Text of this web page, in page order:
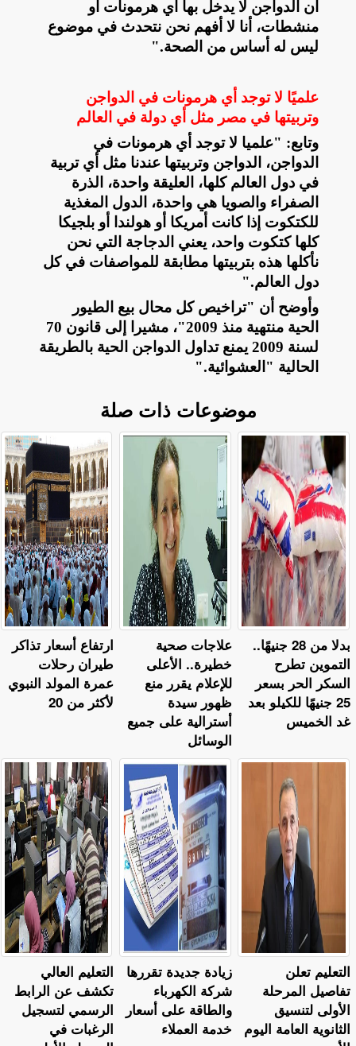
أن الدواجن لا يدخل بها أي هرمونات أو
منشطات، أنا لا أفهم نحن نتحدث في موضوع
ليس له أساس من الصحة".
علميًا لا توجد أي هرمونات في الدواجن
وتربيتها في مصر مثل أي دولة في العالم
وتابع: "علميا لا توجد أي هرمونات في
الدواجن، الدواجن وتربيتها عندنا مثل أي تربية
في دول العالم كلها، العليقة واحدة، الذرة
الصفراء والصويا هي واحدة، الدول المغذية
للكتكوت إذا كانت أمريكا أو هولندا أو بلجيكا
كلها كتكوت واحد، يعني الدجاجة التي نحن
نأكلها هذه بتربيتها مطابقة للمواصفات في كل
دول العالم".
وأوضح أن "تراخيص كل محال بيع الطيور
الحية منتهية منذ 2009"، مشيرا إلى قانون 70
لسنة 2009 يمنع تداول الدواجن الحية بالطريقة
الحالية "العشوائية".
موضوعات ذات صلة
ارتفاع أسعار تذاكر
طيران رحلات
عمرة المولد النبوي
لأكثر من 20
علاجات صحية
خطيرة.. الأعلى
للإعلام يقرر منع
ظهور سيدة
أسترالية على جميع
الوسائل
بدلا من 28 جنيهًا..
التموين تطرح
السكر الحر بسعر
25 جنيهًا للكيلو بعد
غد الخميس
التعليم العالي
تكشف عن الرابط
الرسمي لتسجيل
الرغبات في
زيادة جديدة تقررها
شركة الكهرباء
والطاقة على أسعار
خدمة العملاء
التعليم تعلن
تفاصيل المرحلة
الأولى لتنسيق
الثانوية العامة اليوم